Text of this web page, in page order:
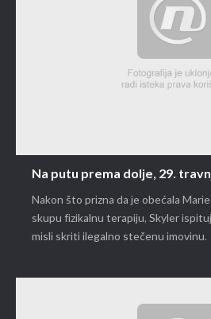
Na putu prema dolje, 29.
Nakon što prizna da je obećala
skupu fizikalnu terapiju, Skyler
misli skriti ilegalno stečenu imovinu.